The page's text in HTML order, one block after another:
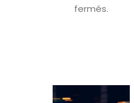
fermés.